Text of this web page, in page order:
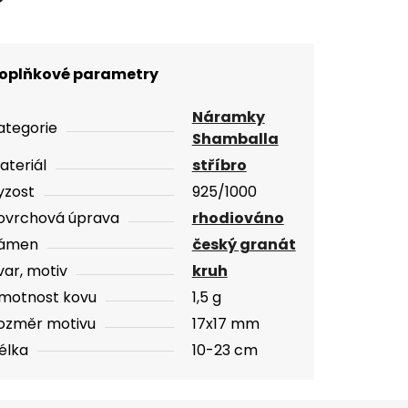
parametry
Náramky
Shamballa
stříbro
925/1000
úprava
rhodiováno
český granát
motiv
kruh
kovu
1,5 g
motivu
17x17 mm
10-23 cm